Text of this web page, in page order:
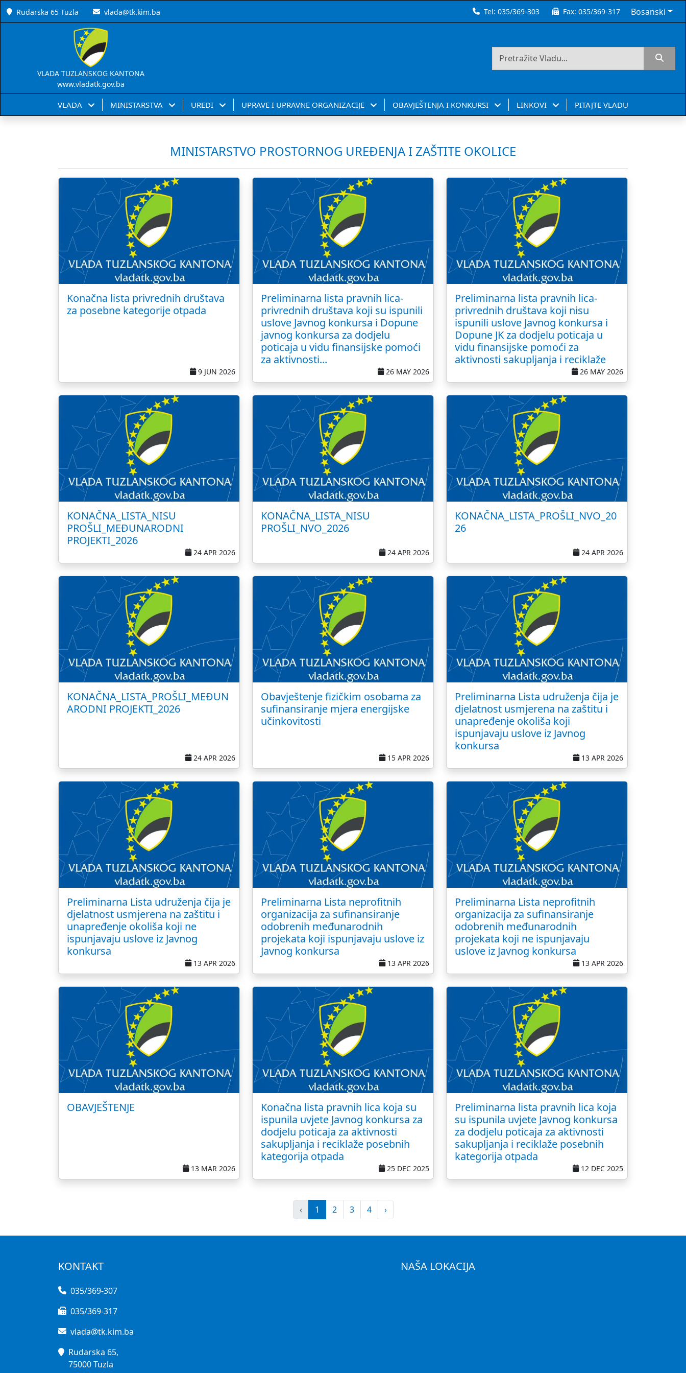
Rudarska 65 Tuzla vlada@tk.kim.ba Tel:035/369-303 Fax:035/369-317 Bosanski
VLADA TUZLANSKOG KANTONA
www.vladatk.gov.ba
VLADA MINISTARSTVA UREDI UPRAVE I UPRAVNE ORGANIZACIJE OBAVJEŠTENJA I KONKURSI LINKOVI PITAJTE VLADU
MINISTARSTVO PROSTORNOG UREĐENJA I ZAŠTITE OKOLICE
Konačna lista privrednih društava
za posebne kategorije otpada
9 JUN 2026
Preliminarna lista pravnih lica-
privrednih društava koji su ispunili
uslove Javnog konkursa i Dopune
javnog konkursa za dodjelu
poticaja u vidu finansijske pomoći
za aktivnosti...
26 MAY 2026
Preliminarna lista pravnih lica-
privrednih društava koji nisu
ispunili uslove Javnog konkursa i
Dopune JK za dodjelu poticaja u
vidu finansijske pomoći za
aktivnosti sakupljanja i reciklaže
26 MAY 2026
KONAČNA_LISTA_NISU
PROŠLI_MEĐUNARODNI
PROJEKTI_2026
24 APR 2026
KONAČNA_LISTA_NISU
PROŠLI_NVO_2026
24 APR 2026
KONAČNA_LISTA_PROŠLI_NVO_20
26
24 APR 2026
KONAČNA_LISTA_PROŠLI_MEĐUN
ARODNI PROJEKTI_2026
24 APR 2026
Obavještenje fizičkim osobama za
sufinansiranje mjera energijske
učinkovitosti
15 APR 2026
Preliminarna Lista udruženja čija je
djelatnost usmjerena na zaštitu i
unapređenje okoliša koji
ispunjavaju uslove iz Javnog
konkursa
13 APR 2026
Preliminarna Lista udruženja čija je
djelatnost usmjerena na zaštitu i
unapređenje okoliša koji ne
ispunjavaju uslove iz Javnog
konkursa
13 APR 2026
Preliminarna Lista neprofitnih
organizacija za sufinansiranje
odobrenih međunarodnih
projekata koji ispunjavaju uslove iz
Javnog konkursa
13 APR 2026
Preliminarna Lista neprofitnih
organizacija za sufinansiranje
odobrenih međunarodnih
projekata koji ne ispunjavaju
uslove iz Javnog konkursa
13 APR 2026
OBAVJEŠTENJE
13 MAR 2026
Konačna lista pravnih lica koja su
ispunila uvjete Javnog konkursa za
dodjelu poticaja za aktivnosti
sakupljanja i reciklaže posebnih
kategorija otpada
25 DEC 2025
Preliminarna lista pravnih lica koja
su ispunila uvjete Javnog konkursa
za dodjelu poticaja za aktivnosti
sakupljanja i reciklaže posebnih
kategorija otpada
12 DEC 2025
‹ 1 2 3 4 ›
KONTAKT
035/369-307
035/369-317
vlada@tk.kim.ba
Rudarska 65,
75000 Tuzla
NAŠA LOKACIJA